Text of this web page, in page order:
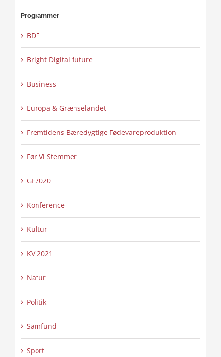
Programmer
BDF
Bright Digital future
Business
Europa & Grænselandet
Fremtidens Bæredygtige Fødevareproduktion
Før Vi Stemmer
GF2020
Konference
Kultur
KV 2021
Natur
Politik
Samfund
Sport